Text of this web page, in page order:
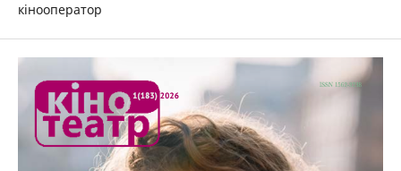
кінооператор